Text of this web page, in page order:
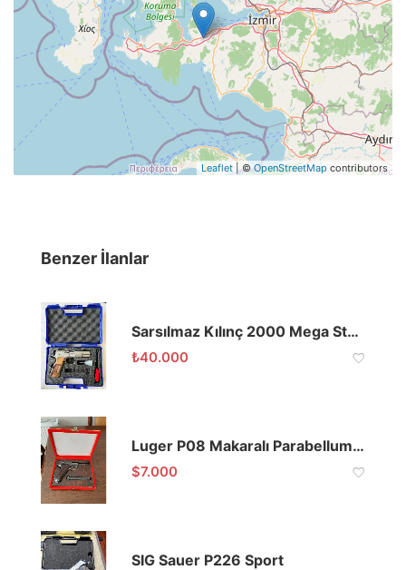
Leaflet | ©OpenStreetMap contributors
Benzer İlanlar
Sarsılmaz Kılınç 2000 Mega Stainless 9×19
₺40.000
Luger P08 Makaralı Parabellum 9mm
$7.000
SIG Sauer P226 Sport